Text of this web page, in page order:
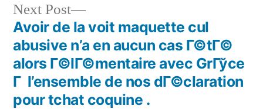
Next Post
Avoir de la voit maquette cul
abusive n’a en aucun cas Г©tГ©
alors Г©lГ©mentaire avec GrГўce
Г l’ensemble de nos dГ©claration
pour tchat coquine .